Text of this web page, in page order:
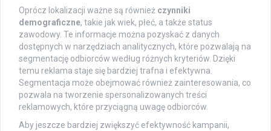
Oprócz lokalizacji ważne są również czynniki
demograficzne, takie jak wiek, płeć, a także status
zawodowy. Te informacje można pozyskać z danych
dostępnych w narzędziach analitycznych, które pozwalają na
segmentację odbiorców według różnych kryteriów. Dzięki
temu reklama staje się bardziej trafna i efektywna.
Segmentacja może obejmować również zainteresowania, co
pozwala na tworzenie spersonalizowanych treści
reklamowych, które przyciągną uwagę odbiorców.
Aby jeszcze bardziej zwiększyć efektywność kampanii,